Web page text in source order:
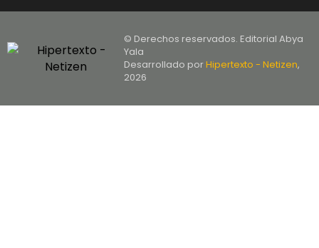
© Derechos reservados. Editorial Abya
Yala
Desarrollado porHipertexto - Netizen,
2026